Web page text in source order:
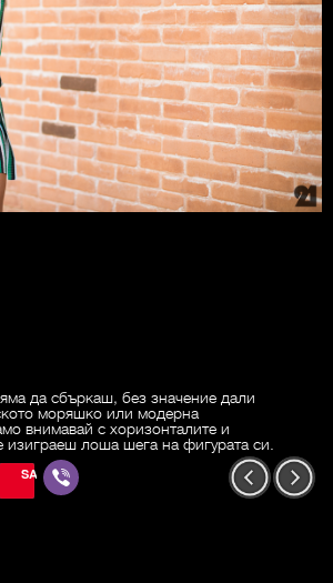
да сбъркаш, без значение дали
моряшко или модерна
внимавай с хоризонталите и
изиграеш лоша шега на фигурата си.
SAVE